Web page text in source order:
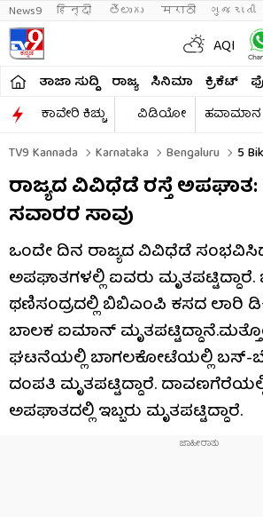
News9 हिन्दी తెలుగు मराठी ગુજરાતી
AQI
ತಾಜಾ ಸುದ್ದಿ ರಾಜ್ಯ ಸಿನಿಮಾ ಕ್ರಿಕೆಟ್​
ಕಾವೇರಿ ಕಿಚ್ಚು
ವಿಡಿಯೋ ಹವಾಮಾನ
TV9 Kannada
Karnataka Bengaluru 5
ರಾಜ್ಯದ ವಿವಿಧೆಡೆ ರಸ್ತೆ
ಸವಾರರ ಸಾವು
ಒಂದೇ ದಿನ ರಾಜ್ಯದ ವಿವಿಧೆಡೆ
ಅಪಘಾತಗಳಲ್ಲಿ ಐವರು
ಥಣಿಸಂದ್ರದಲ್ಲಿ ಬಿಬಿಎಂಪಿ ಕಸದ ಲಾರಿ
ಬಾಲಕ ಐಮಾನ್
ಘಟನೆಯಲ್ಲಿ ಬಾಗಲಕೋಟೆಯಲ್ಲಿ ಬಸ್-
ದಂಪತಿ ಮೃತಪಟ್ಟಿದ್ದಾರೆ.
ಅಪಘಾತದಲ್ಲಿ ಇಬ್ಬರು ಮೃತಪಟ್ಟಿದ್ದಾರೆ.